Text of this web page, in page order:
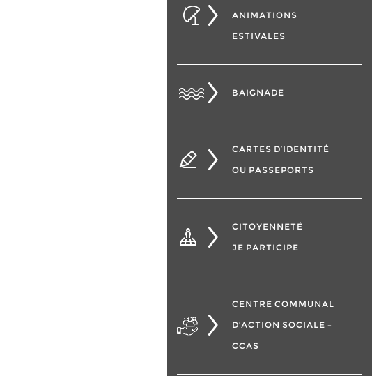
ANIMATIONS
ESTIVALES
BAIGNADE
CARTES D’IDENTITÉ
OU PASSEPORTS
CITOYENNETÉ
JE PARTICIPE
CENTRE COMMUNAL
D’ACTION SOCIALE –
CCAS